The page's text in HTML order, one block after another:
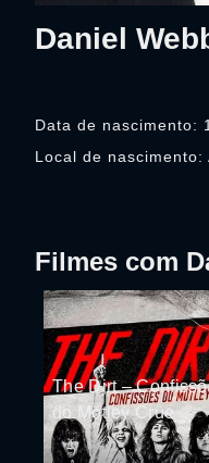
Daniel
Data de nascimento:
Local de nascimento:
Filmes com
The Dirt –
do Mötley Crüe